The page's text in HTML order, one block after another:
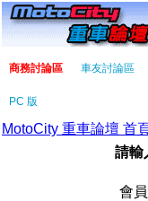
商務討論區 車友討論區
PC 版
MotoCity 重車論壇 首
請輸
會